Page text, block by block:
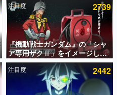
ランキング
注目度 2739
『機動戦士ガンダム』の「シャ
ア専用ザクⅡ」をイメージした
散水ホースリールが予約開始。
本体にはシャアのパーソナルマ
ークやジオン公国軍のエンブレ
ム、型式番号などを配置
注目度 2442